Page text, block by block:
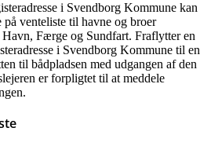
i Svendborg Kommune kan
venteliste til havne og broer
Færge og Sundfart. Fraflytter en
i Svendborg Kommune til en
til bådpladsen med udgangen af den
er forpligtet til at meddele